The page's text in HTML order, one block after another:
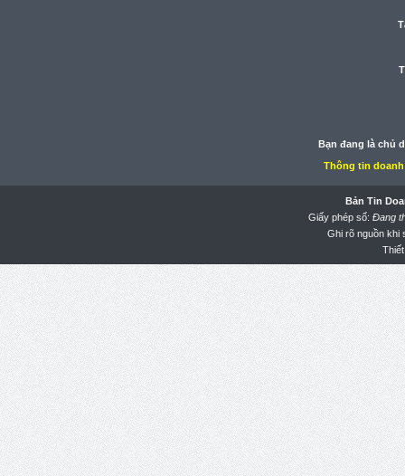
Bạn đang là chủ
Thông tin
Bản Tin
Giấy phép số: Đang
Ghi rõ nguồn khi